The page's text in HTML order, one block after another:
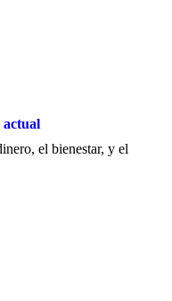
actual
el bienestar, y el